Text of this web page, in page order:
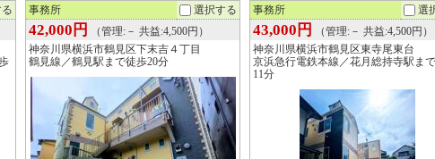
事務所 選択する
42,000円
（管理:－ 共益:4,500円）
神奈川県横浜市鶴見区下末吉４丁目
鶴見線／鶴見駅まで徒歩20分
事務所 選
43,000円
（管理:－ 共益:4,500円）
神奈川県横浜市鶴見区東寺尾東台
京浜急行電鉄本線／花月総持寺駅ま
11分